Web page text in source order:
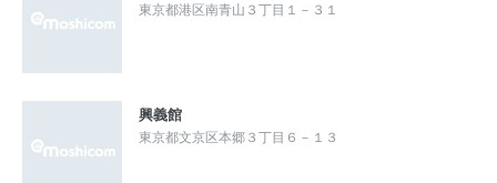
東京都港区南青山３丁目１－３１
興義館
東京都文京区本郷３丁目６－１３